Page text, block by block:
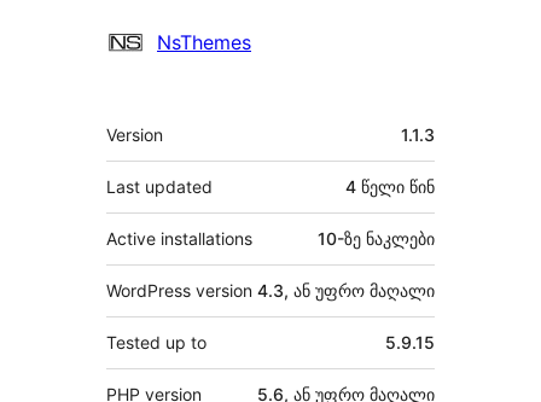
მონაწილეები
NsThemes
მეტა
Version 1.1.3
Last updated 4 წელი წინ
Active installations 10-ზე ნაკლები
WordPress version 4.3, ან უფრო მაღალი
Tested up to 5.9.15
PHP version 5.6, ან უფრო მაღალი